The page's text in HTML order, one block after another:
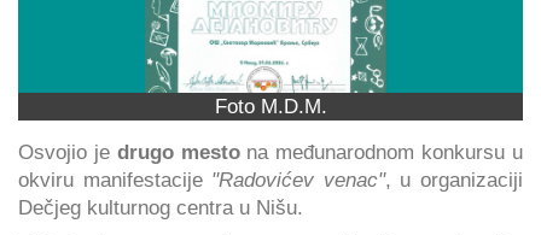
Foto M.D.M.
Osvojio je drugo mestona međunarodnom konkursu u
okviru manifestacije "Radovićev venac", u organizaciji
Dečjeg kulturnog centra u Nišu.